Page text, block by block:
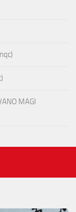
MAGI